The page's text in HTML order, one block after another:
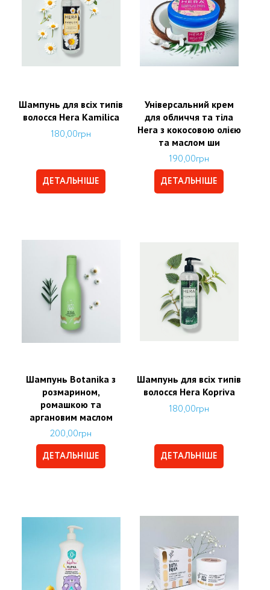
Шампунь для всіх типів
волосся Hera Kamilica
180,00грн
ДЕТАЛЬНІШЕ
Універсальний крем
для обличчя та тіла
Hera з кокосовою олією
та маслом ши
190,00грн
ДЕТАЛЬНІШЕ
Шампунь Botanika з
розмарином,
ромашкою та
аргановим маслом
200,00грн
ДЕТАЛЬНІШЕ
Шампунь для всіх типів
волосся Hera Kopriva
180,00грн
ДЕТАЛЬНІШЕ